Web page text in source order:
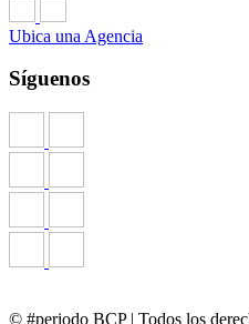
Ubica una Agencia
Síguenos
© #periodo BCP | Todos los